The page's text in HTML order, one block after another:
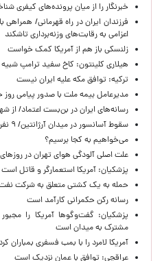
خبرنگار را از میان پرونده‌های کیفری
​فرزندان ایران در راه قهرمانی/ همراهی
اعزامی به رقابت‌های وزنه‌برداری تاشکند
زلنسکی باز هم از آمریکا کمک خواست
هیلاری کلینتون: کاخ سفید ترامپ
ترکیه: توافق مکه علیه ایران نیست
مدیرعامل بیمه ملت با صدور پیامی روز
رسانه‌های ایران در بن‌بست اعتماد/ از
سقوط آسانسور در میدان آرژانتین/ ۹ نفر مصدوم شدند
می‌خواهیم به کجا برسیم؟
علت اصلی آلودگی هوای تهران در
پزشکیان: آمریکا استعمارگر و قاتل است
حمله به یک کشتی متعلق به شرکت
رسانه رکن حکمرانی کارآمد است
پزشکیان: گفت‌وگوها آمریکا را
مشترک به میدان است
آمریکا لامرد را با بمب فسفری بمباران
عراقچی: توافق با عمان نزدیک است